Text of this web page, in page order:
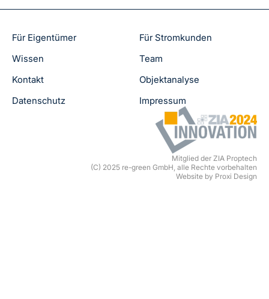
Für Eigentümer
Für Stromkunden
Wissen
Team
Kontakt
Objektanalyse
Datenschutz
Impressum
Mitglied der ZIA Proptech
(C) 2025 re-green GmbH, alle Rechte vorbehalten
Website by Proxi Design